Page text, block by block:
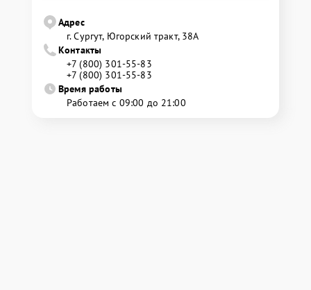
Адрес
г. Сургут, Югорский тракт, 38А
Контакты
+7 (800) 301-55-83
+7 (800) 301-55-83
Время работы
Работаем с 09:00 до 21:00